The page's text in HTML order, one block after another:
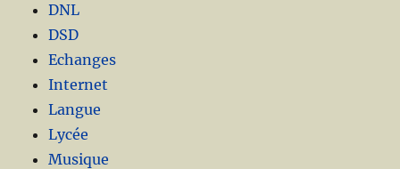
DNL
DSD
Echanges
Internet
Langue
Lycée
Musique